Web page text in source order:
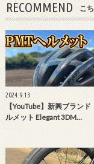
RECOMMEND こ
2024.9.13
【YouTube】新興ブラン
ルメット Elegant 3DM…